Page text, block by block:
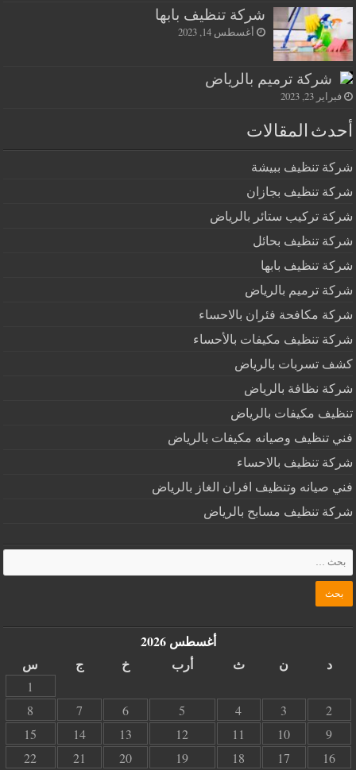
شركة تنظيف بابها
أغسطس 14, 2023
شركة ترميم بالرياض
فبراير 23, 2023
أحدث المقالات
شركة تنظيف ببيشة
شركة تنظيف بجازان
شركة تركيب ستائر بالرياض
شركة تنظيف بحائل
شركة تنظيف بابها
شركة ترميم بالرياض
شركة مكافحة فئران بالاحساء
شركة تنظيف مكيفات بالأحساء
كشف تسربات بالرياض
شركة نظافة بالرياض
تنظيف مكيفات بالرياض
فني تنظيف وصيانه مكيفات بالرياض
شركة تنظيف بالاحساء
فني صيانه وتنظيف افران الغاز بالرياض
شركة تنظيف مسابح بالرياض
أغسطس 2026
د
ن ث أرب خ ج س
1
2
3
4
5
6
7
8
9
10
11
12
13
14
15
16
17
18
19
20
21
22